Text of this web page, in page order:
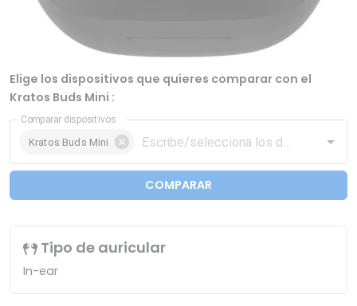
Elige los dispositivos que quieres comparar con el
Kratos Buds Mini :
Comparar dispositivos
Kratos Buds Mini
COMPARAR
Tipo de auricular
In-ear